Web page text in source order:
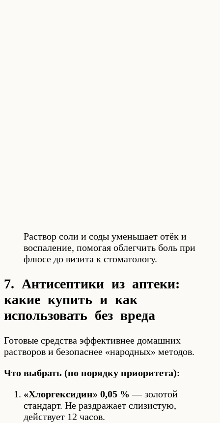
Раствор соли и соды уменьшает отёк и
воспаление, помогая облегчить боль при
флюсе до визита к стоматологу.
7. Антисептики из аптеки:
какие купить и как
использовать без вреда
Готовые средства эффективнее домашних
растворов и безопаснее «народных» методов.
Что выбрать (по порядку приоритета):
«Хлоргексидин» 0,05 % — золотой
стандарт. Не раздражает слизистую,
действует 12 часов.